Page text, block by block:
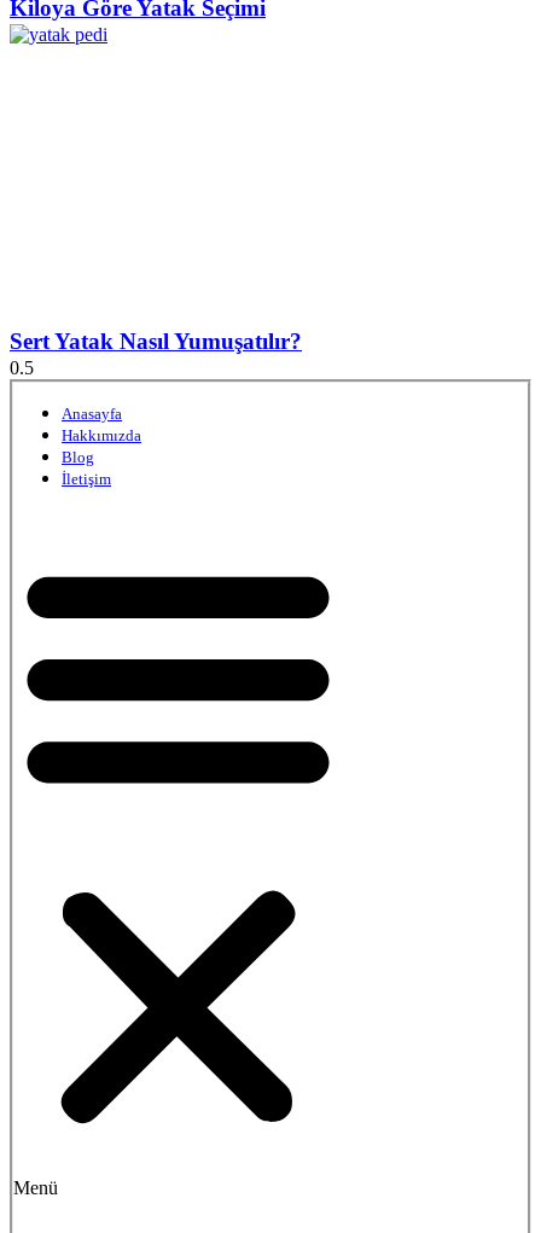
Kiloya Göre Yatak Seçimi
Sert Yatak Nasıl Yumuşatılır?
Anasayfa
Hakkımızda
Blog
İletişim
Menü